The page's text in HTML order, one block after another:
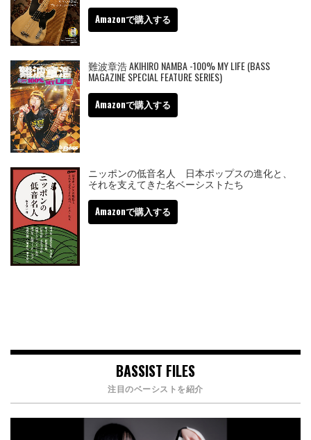
Amazonで購入する
難波章浩 AKIHIRO NAMBA -100% MY LIFE (BASS
MAGAZINE SPECIAL FEATURE SERIES)
Amazonで購入する
ニッポンの低音名人 日本ポップスの進化と、
それを支えてきた名ベーシストたち
Amazonで購入する
BASSIST FILES
注目のベーシストを紹介